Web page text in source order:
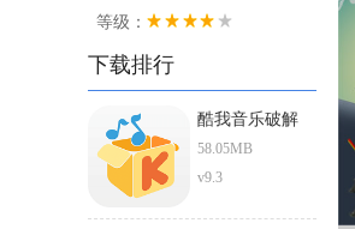
等级：
下载排行
酷我音乐破解
ios直装版
58.05MB
v9.3